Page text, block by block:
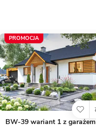
PROMOCJA
BW-39 wariant 1 z garażem